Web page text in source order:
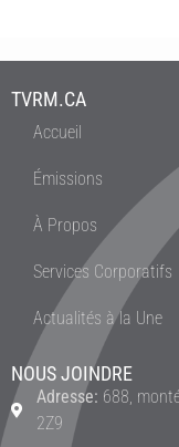
TVRM.CA
Accueil
Émissions
À Propos
Services Corporatifs
Actualités à la Une
NOUS JOINDRE
Adresse: 688,
2Z9